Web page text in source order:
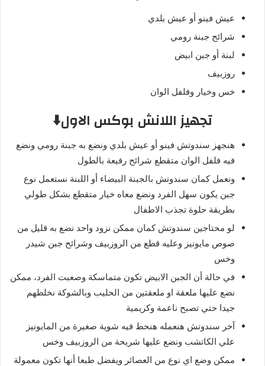
عيش فينو أو عيش بلدي
شرائح جبنة رومي
لبنة أو جبن ابيض
روزبيف
خس وخيار وفلفل الوان
تجهيز اللانش بوكس الاول⬇️
هنجهز سندوتش فينو أو عيش بلدي ونضع به جبنة رومي ونضع
فيه فلفل الوان متقطع شرائح رفيعة بالطول
ونعمل كمان سندوتش بالجبنة البيضاء أو اللبنة نستعمل نوع
جبن يكون سهل الفرد ونضع معاه خيار متقطع بشكل طولي
بطريقة حلوة تجذب الاطفال
لو محتاجين سندوتش كمان ممكن نزود واحد نضع به قليل من
صوص مايونيز وعليه قطع من الروزبيف وشرائح جبن شيدر
وخس
في حالة أن الجبن الابيض تكون متماسكة وصعبت الفرد، ممكن
نضع عليها ملعقة او ملعقتين من الحليب وبالشوكة نخلطهم
جيدا حتي تصبح ناعمة وكريمية
آخر سندوتش هنعمله هنحط فيه شوية صغيرة من المايونيز
علي الكاتشب ونضع عليها شريحة من الروزبيف وخس
ممكن وضع اي نوع من العصائر ويفضل طبعا أنها تكون معمولة